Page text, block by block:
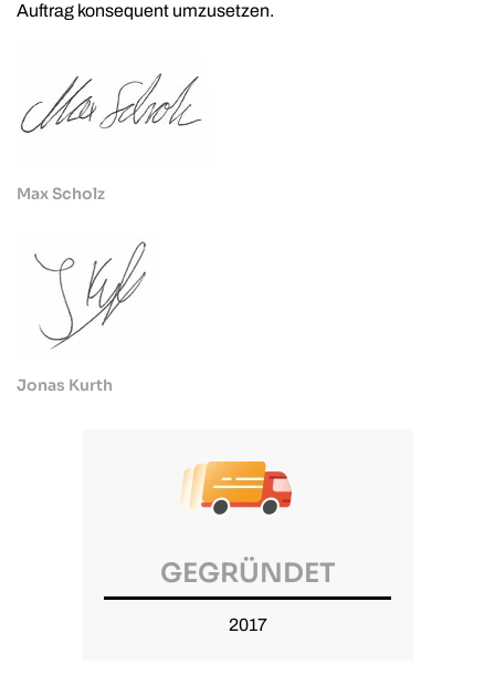
Auftrag konsequent umzusetzen.
Max Scholz
Jonas Kurth
GEGRÜNDET
2017